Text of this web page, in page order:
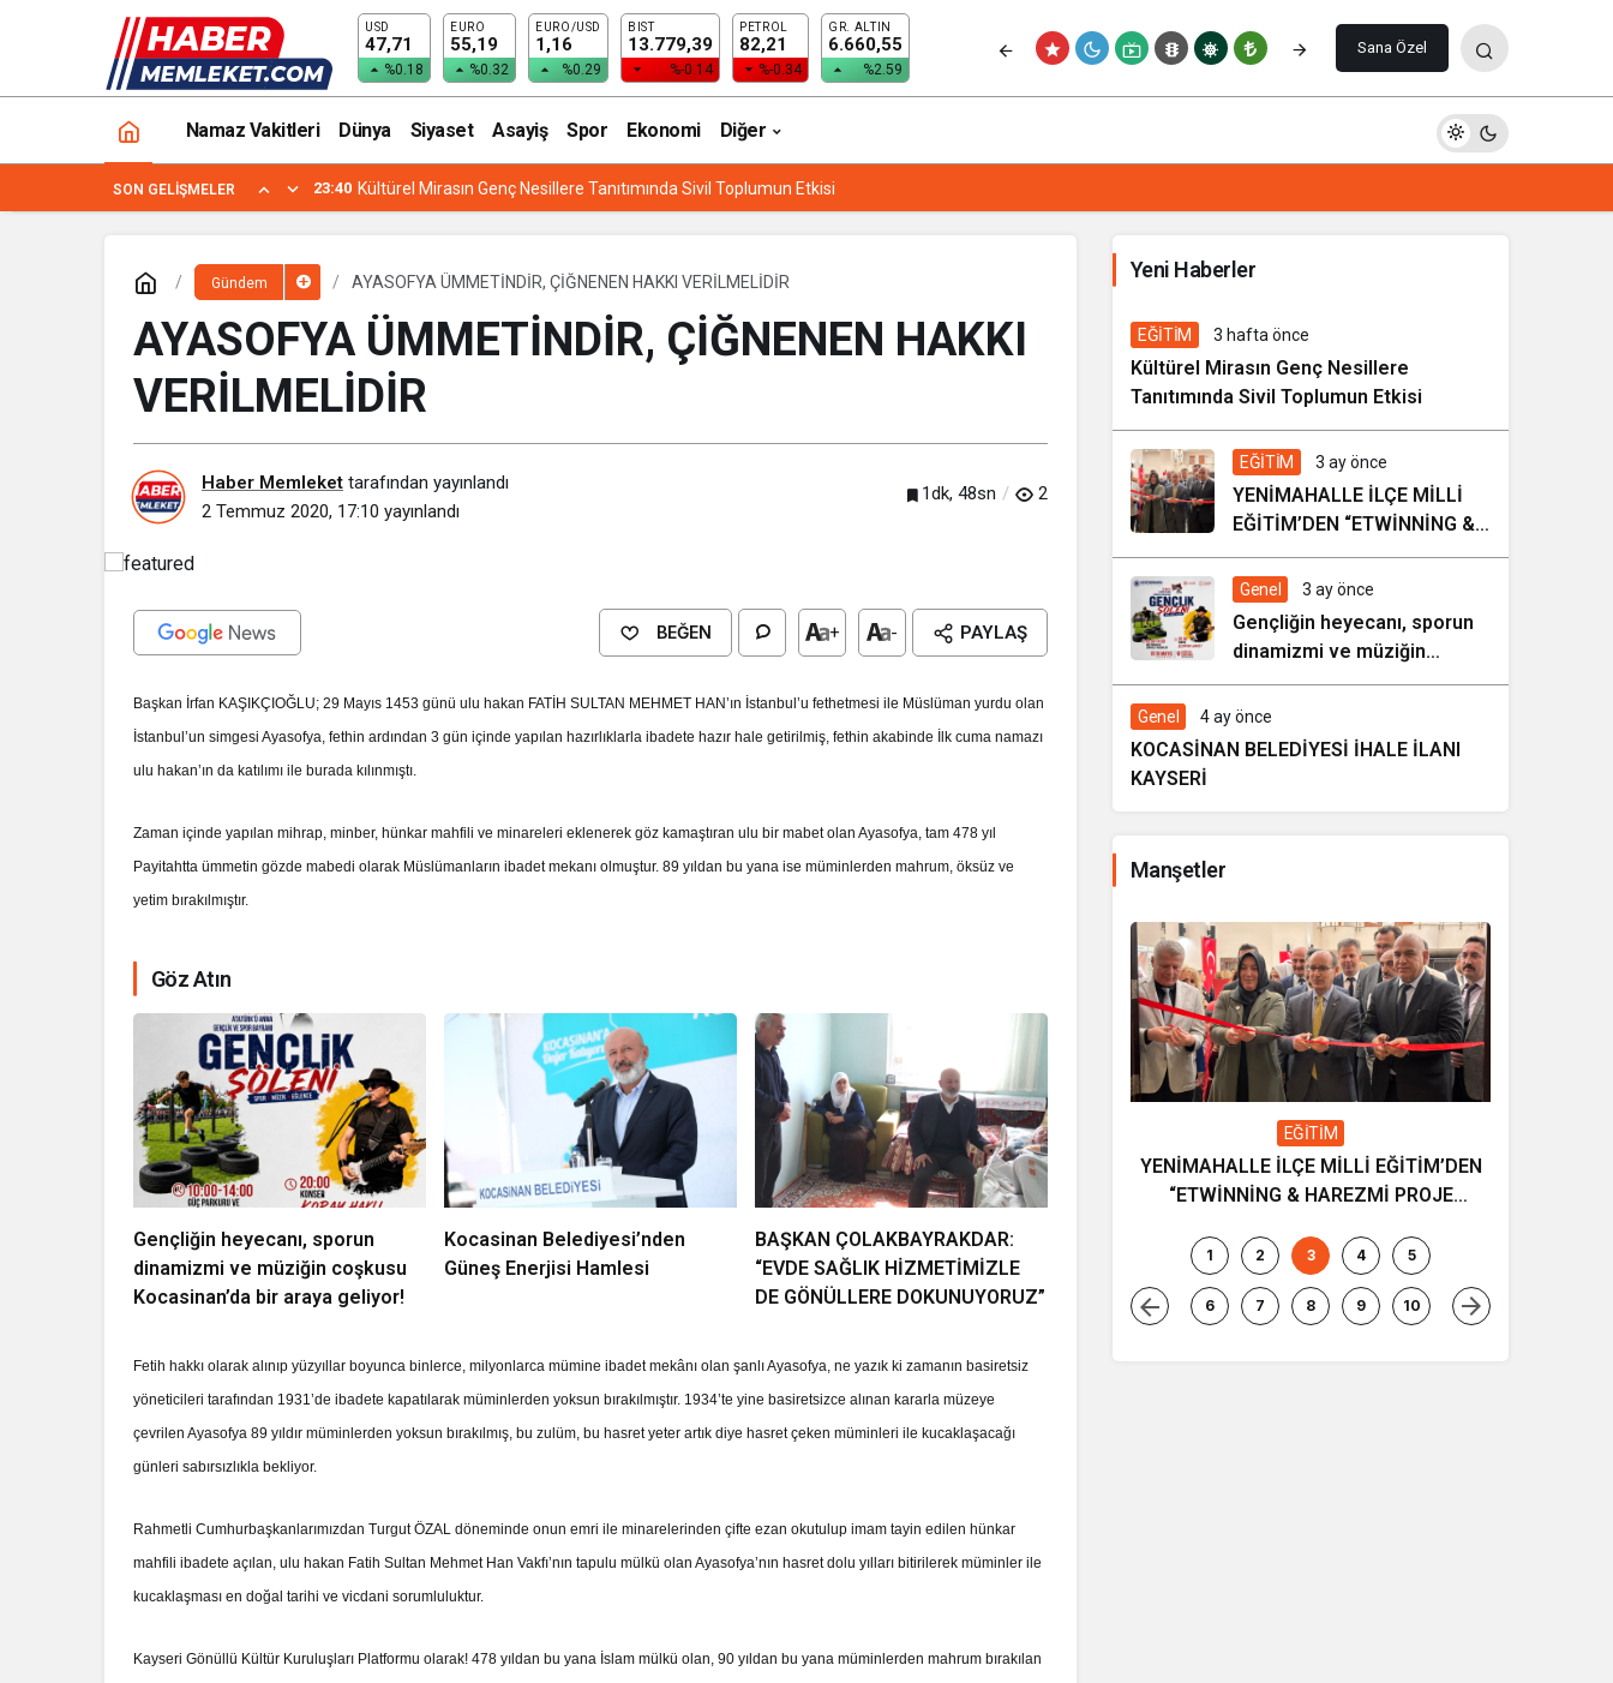
USD
47,71
%0.18
EURO
55,19
%0.32
EURO/USD
1,16
%0.29
BIST
13.779,39
%-0.14
PETROL
82,21
%-0.34
GR. ALTIN
6.660,55
%2.59
Sana Özel
Namaz Vakitleri Dünya Siyaset Asayiş Spor Ekonomi Diğer
SON GELIŞMELER 23:40 Kültürel Mirasın Genç Nesillere Tanıtımında Sivil Toplumun Etkisi
Gündem AYASOFYA ÜMMETİNDİR, ÇİĞNENEN HAKKI VERİLMELİDİR
AYASOFYA ÜMMETİNDİR, ÇİĞNENEN HAKKI
VERİLMELİDİR
Haber Memleket tarafından yayınlandı
2 Temmuz 2020, 17:10 yayınlandı
1dk, 48sn 2
BEĞEN + - PAYLAŞ
Başkan İrfan KAŞIKÇIOĞLU; 29 Mayıs 1453 günü ulu hakan FATİH SULTAN MEHMET HAN’ın İstanbul’u fethetmesi ile Müslüman yurdu olan
İstanbul’un simgesi Ayasofya, fethin ardından 3 gün içinde yapılan hazırlıklarla ibadete hazır hale getirilmiş, fethin akabinde İlk cuma namazı
ulu hakan’ın da katılımı ile burada kılınmıştı.
Zaman içinde yapılan mihrap, minber, hünkar mahfili ve minareleri eklenerek göz kamaştıran ulu bir mabet olan Ayasofya, tam 478 yıl
Payitahtta ümmetin gözde mabedi olarak Müslümanların ibadet mekanı olmuştur. 89 yıldan bu yana ise müminlerden mahrum, öksüz ve
yetim bırakılmıştır.
Göz Atın
Gençliğin heyecanı, sporun
dinamizmi ve müziğin coşkusu
Kocasinan’da bir araya geliyor!
Kocasinan Belediyesi’nden
Güneş Enerjisi Hamlesi
BAŞKAN ÇOLAKBAYRAKDAR:
“EVDE SAĞLIK HİZMETİMİZLE
DE GÖNÜLLERE DOKUNUYORUZ”
Fetih hakkı olarak alınıp yüzyıllar boyunca binlerce, milyonlarca mümine ibadet mekânı olan şanlı Ayasofya, ne yazık ki zamanın basiretsiz
yöneticileri tarafından 1931’de ibadete kapatılarak müminlerden yoksun bırakılmıştır. 1934’te yine basiretsizce alınan kararla müzeye
çevrilen Ayasofya 89 yıldır müminlerden yoksun bırakılmış, bu zulüm, bu hasret yeter artık diye hasret çeken müminleri ile kucaklaşacağı
günleri sabırsızlıkla bekliyor.
Rahmetli Cumhurbaşkanlarımızdan Turgut ÖZAL döneminde onun emri ile minarelerinden çifte ezan okutulup imam tayin edilen hünkar
mahfili ibadete açılan, ulu hakan Fatih Sultan Mehmet Han Vakfı’nın tapulu mülkü olan Ayasofya’nın hasret dolu yılları bitirilerek müminler ile
kucaklaşması en doğal tarihi ve vicdani sorumluluktur.
Kayseri Gönüllü Kültür Kuruluşları Platformu olarak! 478 yıldan bu yana İslam mülkü olan, 90 yıldan bu yana müminlerden mahrum bırakılan
Yeni Haberler
7 gün önce
EĞİTİM 3 hafta önce
Kültürel Mirasın Genç Nesillere
Tanıtımında Sivil Toplumun Etkisi
EĞİTİM 3 ay önce
YENİMAHALLE İLÇE MİLLİ
EĞİTİM’DEN “ETWİNNİNG &
HAREZMİ PROJE ŞENLİĞİ”
Genel 3 ay önce
Gençliğin heyecanı, sporun
dinamizmi ve müziğin
coşkusu Kocasinan’da bir
araya geliyor!
Genel 4 ay önce
KOCASİNAN BELEDİYESİ İHALE İLANI
KAYSERİ
Manşetler
Tanıtımında Sivil Toplumun Etkisi
EĞİTİM
YENİMAHALLE İLÇE MİLLİ EĞİTİM’DEN
“ETWİNNİNG & HAREZMİ PROJE
1 2 3 4 5
6 7 8 9 10
KATLİAMIN 27. YILINDA MAĞDURLAR HȂLȂ HAPİSTE Yorum Yap Paylaş